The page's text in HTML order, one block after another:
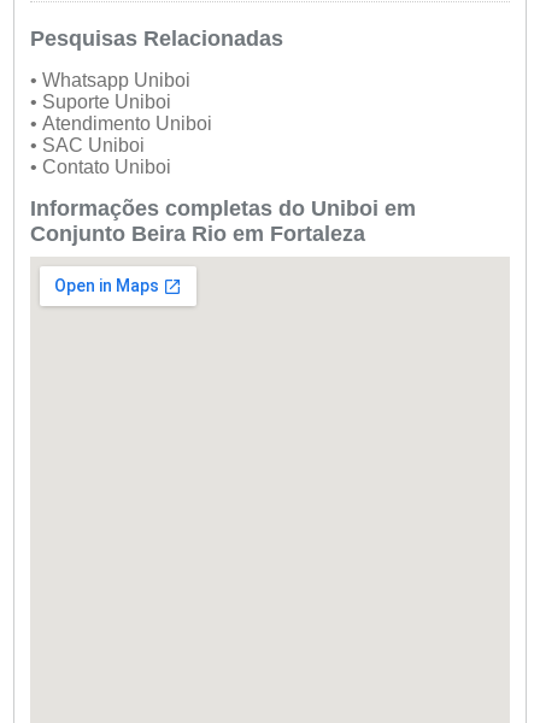
Pesquisas Relacionadas
• Whatsapp Uniboi
• Suporte Uniboi
• Atendimento Uniboi
• SAC Uniboi
• Contato Uniboi
Informações completas do Uniboi em
Conjunto Beira Rio em Fortaleza